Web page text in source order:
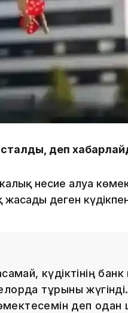
ұсталды, деп
несие алуға
деген
күдіктінің
тұрғыны
деп